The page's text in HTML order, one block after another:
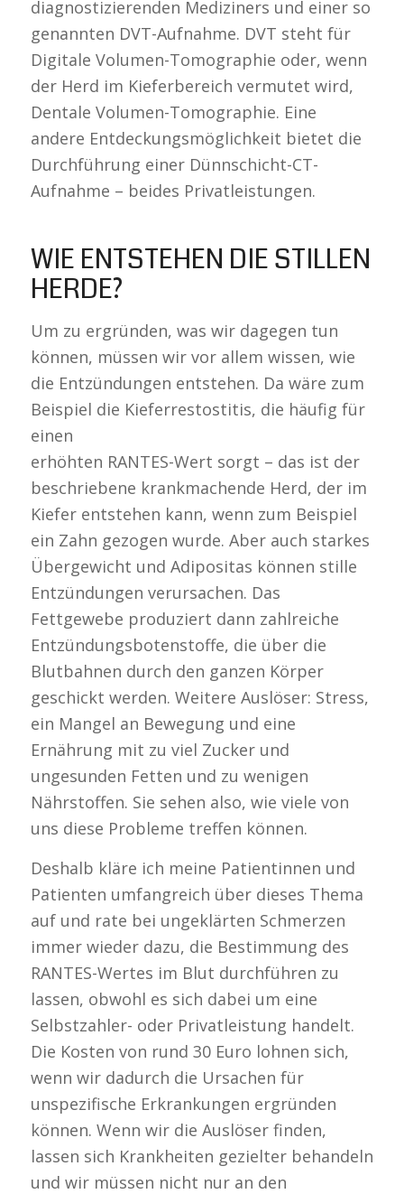
diagnostizierenden Mediziners und einer so
genannten DVT-Aufnahme. DVT steht für
Digitale Volumen-Tomographie oder, wenn
der Herd im Kieferbereich vermutet wird,
Dentale Volumen-Tomographie. Eine
andere Entdeckungsmöglichkeit bietet die
Durchführung einer Dünnschicht-CT-
Aufnahme – beides Privatleistungen.
WIE ENTSTEHEN DIE STILLEN
HERDE?
Um zu ergründen, was wir dagegen tun
können, müssen wir vor allem wissen, wie
die Entzündungen entstehen. Da wäre zum
Beispiel die Kieferrestostitis, die häufig für
einen
erhöhten RANTES-Wert sorgt – das ist der
beschriebene krankmachende Herd, der im
Kiefer entstehen kann, wenn zum Beispiel
ein Zahn gezogen wurde. Aber auch starkes
Übergewicht und Adipositas können stille
Entzündungen verursachen. Das
Fettgewebe produziert dann zahlreiche
Entzündungsbotenstoffe, die über die
Blutbahnen durch den ganzen Körper
geschickt werden. Weitere Auslöser: Stress,
ein Mangel an Bewegung und eine
Ernährung mit zu viel Zucker und
ungesunden Fetten und zu wenigen
Nährstoffen. Sie sehen also, wie viele von
uns diese Probleme treffen können.
Deshalb kläre ich meine Patientinnen und
Patienten umfangreich über dieses Thema
auf und rate bei ungeklärten Schmerzen
immer wieder dazu, die Bestimmung des
RANTES-Wertes im Blut durchführen zu
lassen, obwohl es sich dabei um eine
Selbstzahler- oder Privatleistung handelt.
Die Kosten von rund 30 Euro lohnen sich,
wenn wir dadurch die Ursachen für
unspezifische Erkrankungen ergründen
können. Wenn wir die Auslöser finden,
lassen sich Krankheiten gezielter behandeln
und wir müssen nicht nur an den